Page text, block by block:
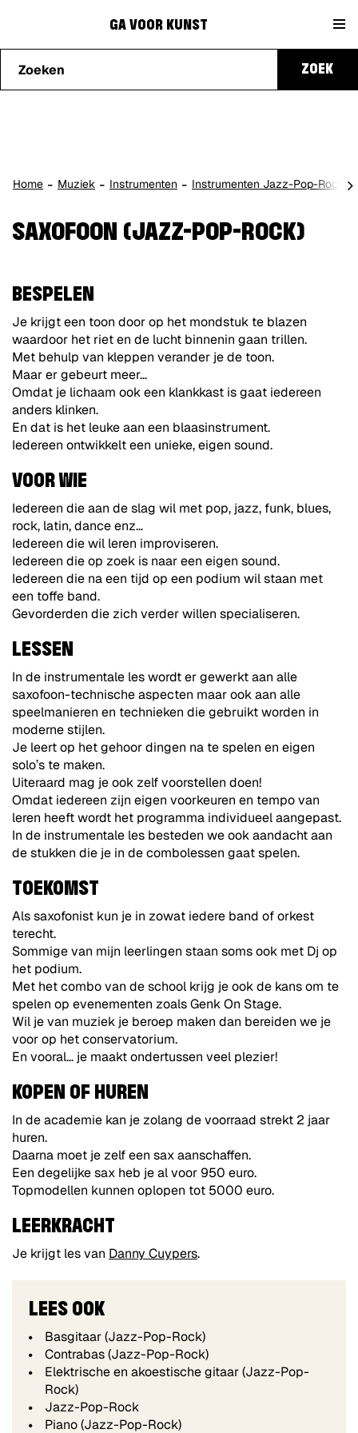
voor
GA VOOR KUNST
kunnen
we je
ZOEK
Home Muziek Instrumenten Instrumenten Jazz-Pop-Rock
SAXOFOON (JAZZ-POP-ROCK)
BESPELEN
Je krijgt een toon door op het mondstuk te blazen
waardoor het riet en de lucht binnenin gaan trillen.
Met behulp van kleppen verander je de toon.
Maar er gebeurt meer...
Omdat je lichaam ook een klankkast is gaat iedereen
anders klinken.
En dat is het leuke aan een blaasinstrument.
Iedereen ontwikkelt een unieke, eigen sound.
VOOR WIE
Iedereen die aan de slag wil met pop, jazz, funk, blues,
rock, latin, dance enz…
Iedereen die wil leren improviseren.
Iedereen die op zoek is naar een eigen sound.
Iedereen die na een tijd op een podium wil staan met
een toffe band.
Gevorderden die zich verder willen specialiseren.
LESSEN
In de instrumentale les wordt er gewerkt aan alle
saxofoon-technische aspecten maar ook aan alle
speelmanieren en technieken die gebruikt worden in
moderne stijlen.
Je leert op het gehoor dingen na te spelen en eigen
solo’s te maken.
Uiteraard mag je ook zelf voorstellen doen!
Omdat iedereen zijn eigen voorkeuren en tempo van
leren heeft wordt het programma individueel aangepast.
In de instrumentale les besteden we ook aandacht aan
de stukken die je in de combolessen gaat spelen.
TOEKOMST
Als saxofonist kun je in zowat iedere band of orkest
terecht.
Sommige van mijn leerlingen staan soms ook met Dj op
het podium.
Met het combo van de school krijg je ook de kans om te
spelen op evenementen zoals Genk On Stage.
Wil je van muziek je beroep maken dan bereiden we je
voor op het conservatorium.
En vooral… je maakt ondertussen veel plezier!
KOPEN OF HUREN
In de academie kan je zolang de voorraad strekt 2 jaar
huren.
Daarna moet je zelf een sax aanschaffen.
Een degelijke sax heb je al voor 950 euro.
Topmodellen kunnen oplopen tot 5000 euro.
LEERKRACHT
Je krijgt les van Danny Cuypers.
LEES OOK
Basgitaar (Jazz-Pop-Rock)
Contrabas (Jazz-Pop-Rock)
Elektrische en akoestische gitaar (Jazz-Pop-
Rock)
Jazz-Pop-Rock
Piano (Jazz-Pop-Rock)